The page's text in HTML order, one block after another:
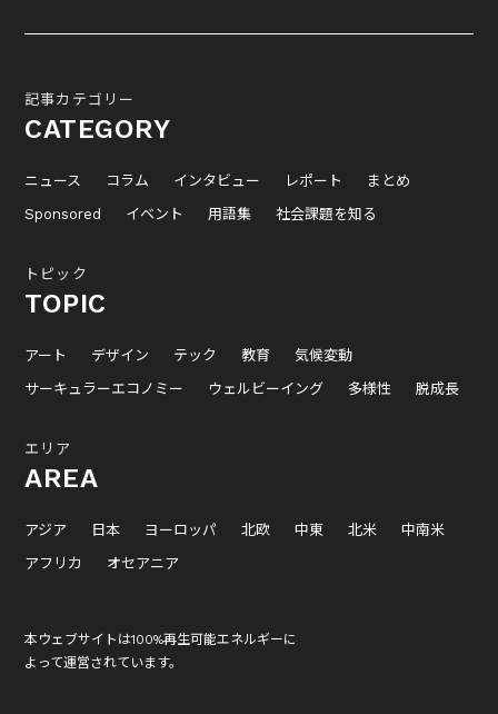
記事カテゴリー
CATEGORY
ニュース コラム インタビュー レポート
まとめ
Sponsored
イベント 用語集 社会課題を知る
トピック
TOPIC
アート デザイン テック 教育
気候変動
サーキュラーエコノミー
ウェルビーイング 多様性 脱成長
エリア
AREA
アジア 日本 ヨーロッパ 北欧 中東 北米
中南米
アフリカ
オセアニア
本ウェブサイトは100%再生可能エネルギーに
よって運営されています。